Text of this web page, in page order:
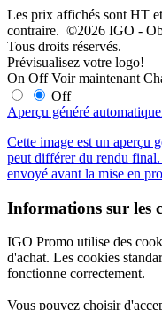
Les prix affichés sont HT
contraire. ©2026 IGO -
Tous droits réservés.
Prévisualisez votre logo!
On Off Voir maintenant
Off
Aperçu généré
Cette image est un aperçu
peut différer du rendu
envoyé avant la mise en
Informations sur les
IGO Promo utilise des
d'achat. Les cookies
fonctionne correctement.
Vous pouvez choisir